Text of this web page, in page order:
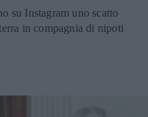
su Instagram uno scatto
in compagnia di nipoti